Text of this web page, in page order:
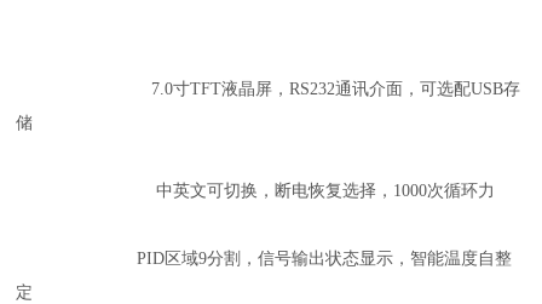
7.0寸TFT液晶屏，RS232通讯介面，可选配USB存
储
中英文可切换， 断电恢复选择， 1000次循环力
PID区域9分割，信号输出状态显示，智能温度自整
定